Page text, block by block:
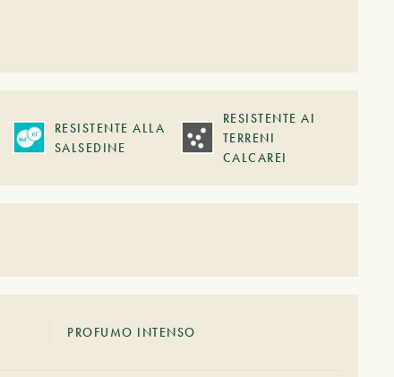
RESISTENTE ALLA
SALSEDINE
RESISTENTE AI
TERRENI
CALCAREI
PROFUMO INTENSO